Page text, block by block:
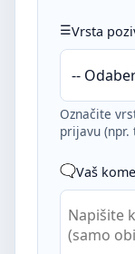
Vrsta
Označite
prijavu
Vaš